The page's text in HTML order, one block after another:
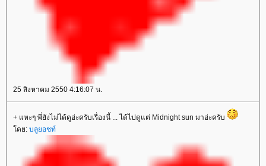
25 สิงหาคม 2550 4:16:07 น.
+ แหะๆ พี่ยังไม่ได้ดูอ่ะครับเรื่องนี้ ... ได้ไปดูแต่ Midnight sun มาอ่ะครับ
ดย: บลูยอชท์